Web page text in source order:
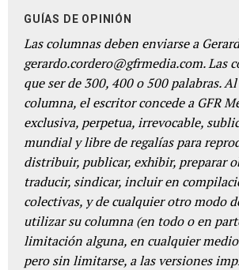
GUÍAS DE OPINIÓN
Las columnas deben enviarse a
gerardo.cordero@gfrmedia.com. Las
que ser de 300, 400 o 500 palabras.
columna, el escritor concede a GFR
exclusiva, perpetua, irrevocable,
mundial y libre de regalías para
distribuir, publicar, exhibir, preparar
traducir, sindicar, incluir en
colectivas, y de cualquier otro modo
utilizar su columna (en todo o en
limitación alguna, en cualquier
pero sin limitarse, a las versiones